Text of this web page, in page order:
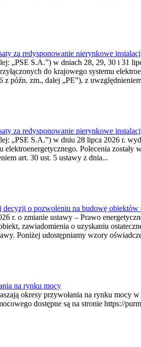
za redysponowanie nierynkowe
„PSE S.A.”) w dniach 28, 29, 30 i 31
do krajowego systemu
późn. zm., dalej „PE”), z
za redysponowanie nierynkowe
„PSE S.A.”) w dniu 28 lipca 2026 r.
elektroenergetycznego. Polecenia
art. 30 ust. 5 ustawy z dnia...
o pozwoleniu na budowę obiektów
r. o zmianie ustawy – Prawo
zawiadomienia o uzyskaniu
Poniżej udostępniamy wzory
na rynku mocy
okresy przywołania na rynku
dostępne są na stronie https://